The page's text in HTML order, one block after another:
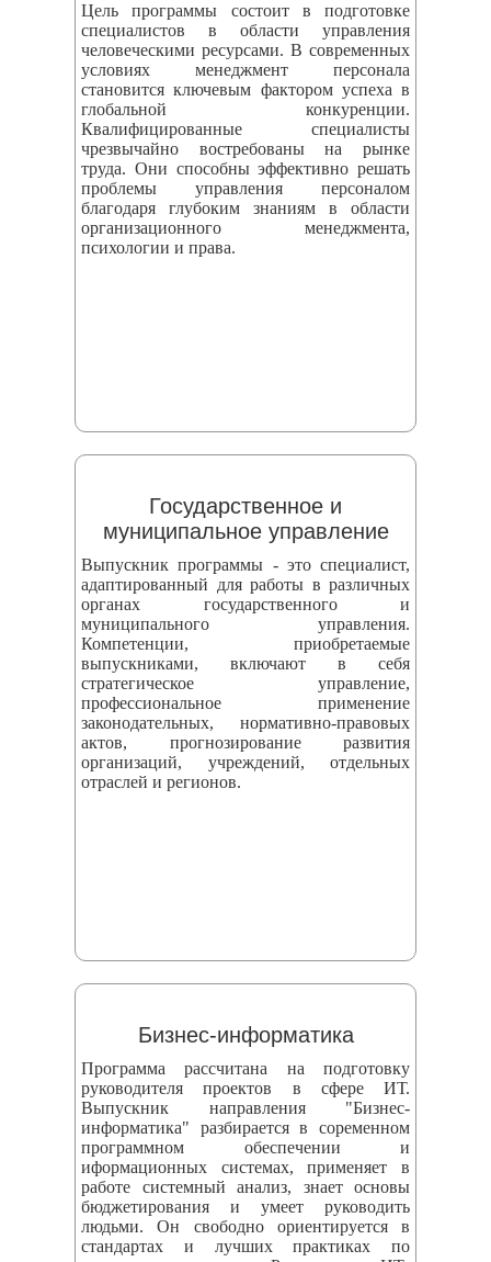
Цель программы состоит в подготовке
специалистов в области управления
человеческими ресурсами. В современных
условиях менеджмент персонала
становится ключевым фактором успеха в
глобальной конкуренции.
Квалифицированные специалисты
чрезвычайно востребованы на рынке
труда. Они способны эффективно решать
проблемы управления персоналом
благодаря глубоким знаниям в области
организационного менеджмента,
психологии и права.
Государственное и
муниципальное управление
Выпускник программы - это специалист,
адаптированный для работы в различных
органах государственного и
муниципального управления.
Компетенции, приобретаемые
выпускниками, включают в себя
стратегическое управление,
профессиональное применение
законодательных, нормативно-правовых
актов, прогнозирование развития
организаций, учреждений, отдельных
отраслей и регионов.
Бизнес-информатика
Программа рассчитана на подготовку
руководителя проектов в сфере ИТ.
Выпускник направления "Бизнес-
информатика" разбирается в соременном
программном обеспечении и
иформационных системах, применяет в
работе системный анализ, знает основы
бюджетирования и умеет руководить
людьми. Он свободно ориентируется в
стандартах и лучших практиках по